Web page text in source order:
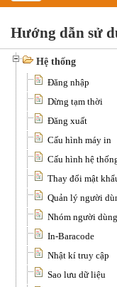
Hướng dẫn sử
Hệ thống
Đăng nhập
Dừng tạm thời
Đăng xuất
Cấu hình máy in
Cấu hình hệ
Thay đổi mật
Quản lý người
Nhóm người dùng
In-Baracode
Nhật kí truy cập
Sao lưu dữ liệu